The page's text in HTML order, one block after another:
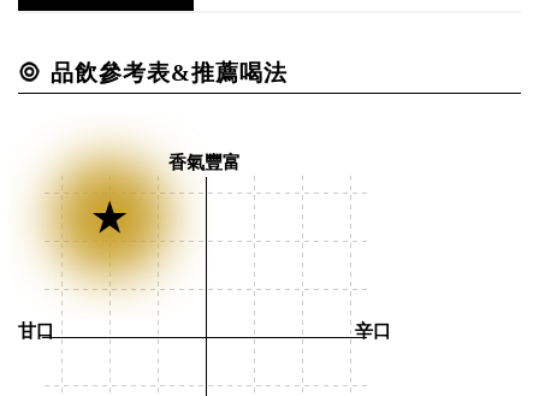
品飲參考表&推薦喝法
香氣豐富
辛口
甘口